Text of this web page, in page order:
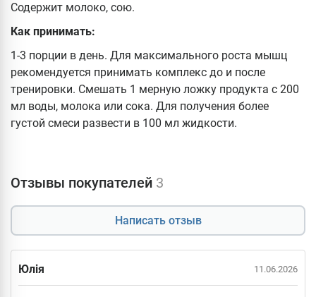
Содержит молоко, сою.
Как принимать:
1-3 порции в день. Для максимального роста мышц
рекомендуется принимать комплекс до и после
тренировки. Смешать 1 мерную ложку продукта с 200
мл воды, молока или сока. Для получения более
густой смеси развести в 100 мл жидкости.
Отзывы покупателей 3
Написать отзыв
Юлія 11.06.2026